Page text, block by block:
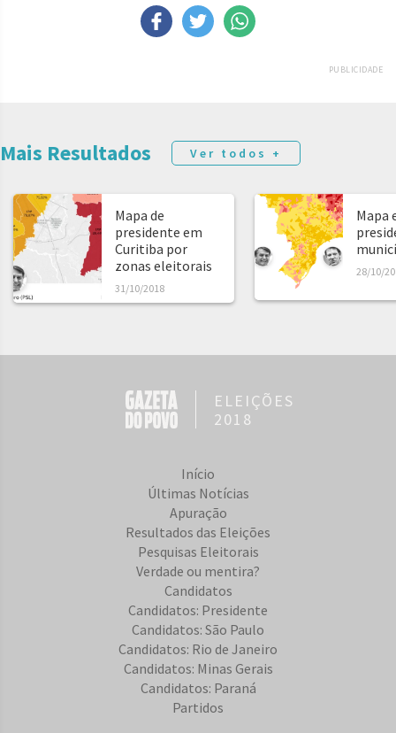
PUBLICIDADE
Mais Resultados Ver todos +
Mapa de
presidente em
Curitiba por
zonas eleitorais
31/10/2018
Mapa
28/10/
ELEIÇÕES
2018
Início
Últimas Notícias
Apuração
Resultados das Eleições
Pesquisas Eleitorais
Verdade ou mentira?
Candidatos
Candidatos: Presidente
Candidatos: São Paulo
Candidatos: Rio de Janeiro
Candidatos: Minas Gerais
Candidatos: Paraná
Partidos